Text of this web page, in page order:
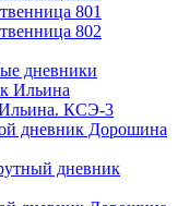
801
802
дневники
Ильина
КСЭ-3
дневник Дорошина
дневник